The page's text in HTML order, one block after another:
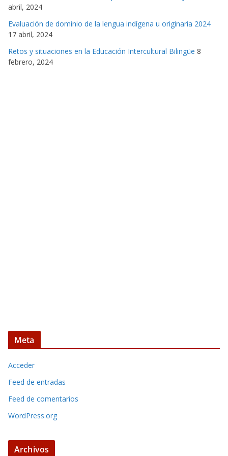
abril, 2024
Evaluación de dominio de la lengua indígena u originaria 2024
17 abril, 2024
Retos y situaciones en la Educación Intercultural Bilingüe 8
febrero, 2024
Meta
Acceder
Feed de entradas
Feed de comentarios
WordPress.org
Archivos